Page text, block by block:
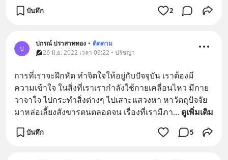
บันทึก 2
ป
ปกรณ์ ปราสาททอง • ติดตาม
26 มิ.ย. 2022 เวลา 06:22 • ปรัชญา
การที่เราจะฝึกหัด ทำจิตใจให้อยู่กับปัจจุบัน เราต้องมี
ความเข้าใจ ในสิ่งที่เราเรากำลังใช้กายเคลื่อนไหว มีกาย
วาจาใจ ไปกระทำสิ่งต่างๆ ไปเสาะแสวงหา หาวัตถุปัจจัย
มาหล่อเลี้ยงสังขารตนตลอดจน เรื่องที่เรามีภา... ดูเพิ่มเติม
บันทึก 5